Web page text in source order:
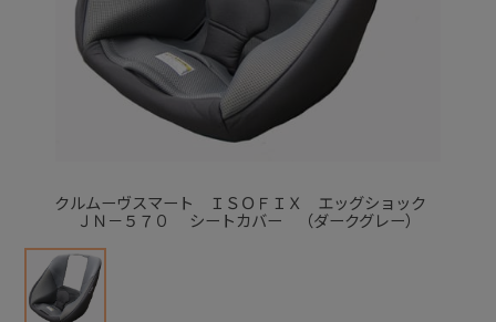
クルムーヴスマート ＩＳＯＦＩＸ エッグショック
ＪＮ－５７０ シートカバー （ダークグレー）